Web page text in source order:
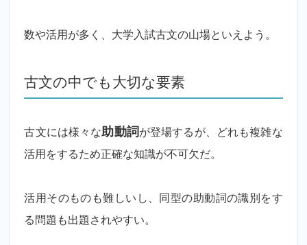
数や活用が多く、大学入試古文の山場といえよう。
古文の中でも大切な要素
古文には様々な助動詞 が登場するが、どれも複雑な
活用をするため正確な知識が不可欠だ。
活用そのものも難しいし、同型の助動詞の識別をす
る問題も出題されやすい。